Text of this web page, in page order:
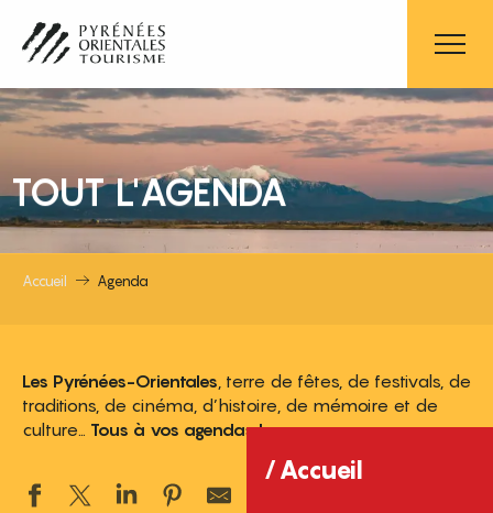
contenu
principal
Accueil
TOUT L'AGENDA
Accueil Agenda
Les Pyrénées-Orientales , terre de fêtes, de festivals, de
traditions, de cinéma, d’histoire, de mémoire et de
culture… Tous à vos agendas !